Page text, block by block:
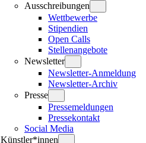
Ausschreibungen
Wettbewerbe
Stipendien
Open Calls
Stellenangebote
Newsletter
Newsletter-Anmeldung
Newsletter-Archiv
Presse
Pressemeldungen
Pressekontakt
Social Media
Künstler*innen